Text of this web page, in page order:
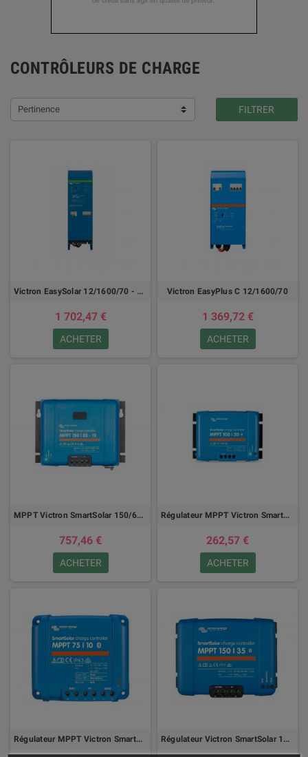
CONTRÔLEURS DE CHARGE
Pertinence FILTRER
Victron EasySolar 12/1600/70 - 24/1600/40
1 702,47 €
ACHETER
Victron EasyPlus C 12/1600/70
1 369,72 €
ACHETER
MPPT Victron SmartSolar 150/60 à 150/100 avec vis ou type MC4
757,46 €
ACHETER
Régulateur MPPT Victron SmartSolar 100/30 - 100/50 12/24V
262,57 €
ACHETER
Régulateur MPPT Victron SmartSolar 75/10-15 & 100/15-20 Régulateur Victron SmartSolar 150/35 - 150/45